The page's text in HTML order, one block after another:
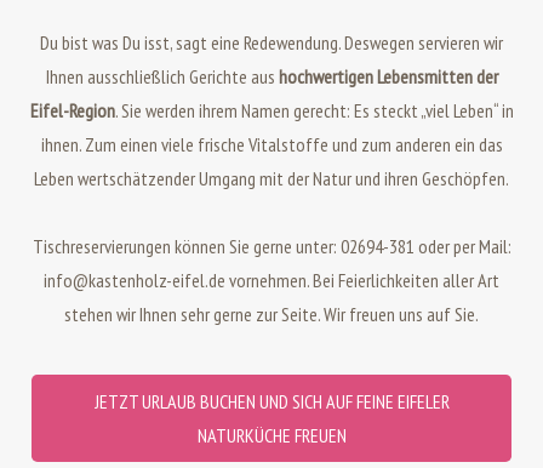
Du bist was Du isst, sagt eine Redewendung. Deswegen servieren wir
Ihnen ausschließlich Gerichte aus hochwertigen Lebensmitten der
Eifel-Region. Sie werden ihrem Namen gerecht: Es steckt „viel Leben“ in
ihnen. Zum einen viele frische Vitalstoffe und zum anderen ein das
Leben wertschätzender Umgang mit der Natur und ihren Geschöpfen.
Tischreservierungen können Sie gerne unter: 02694-381 oder per Mail:
info@kastenholz-eifel.de vornehmen. Bei Feierlichkeiten aller Art
stehen wir Ihnen sehr gerne zur Seite. Wir freuen uns auf Sie.
JETZT URLAUB BUCHEN UND SICH AUF FEINE EIFELER
NATURKÜCHE FREUEN